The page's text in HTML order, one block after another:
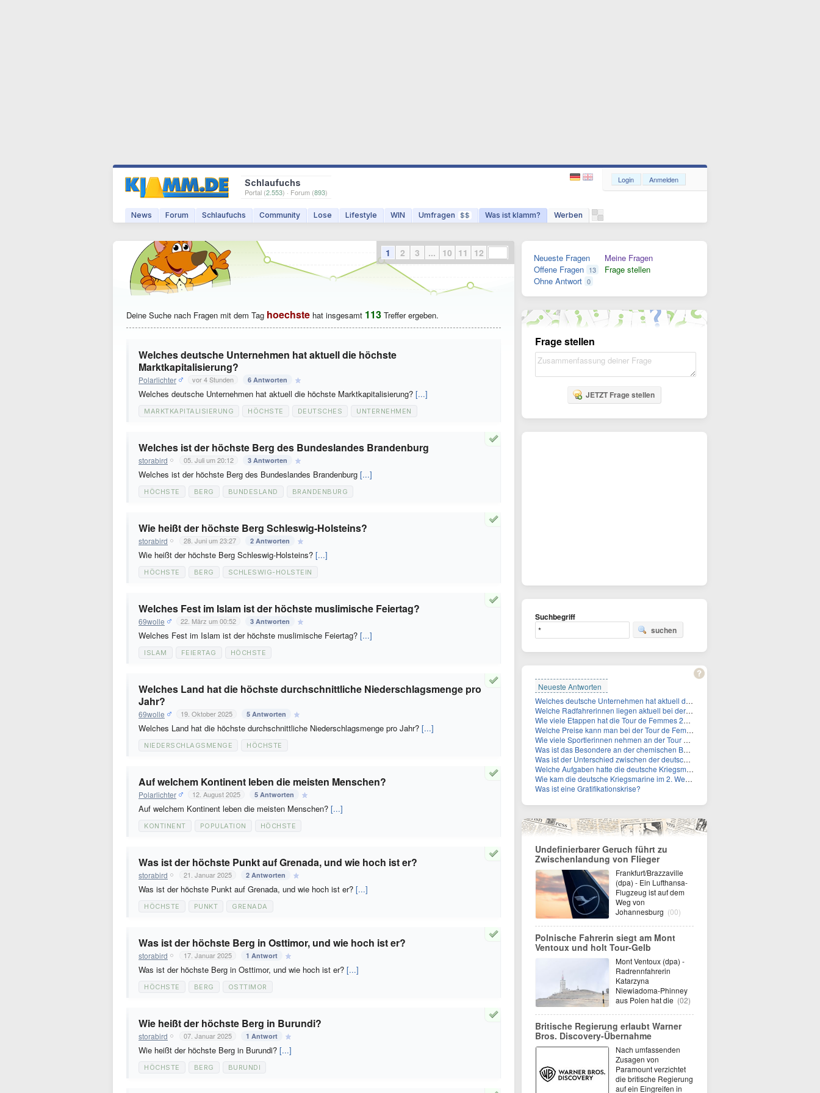
Schlaufuchs
Portal (2.553) · Forum (893)
News Forum Schlaufuchs Community Lose Lifestyle WIN Umfragen $$ Was ist klamm? Werben
Login Anmelden
Deine Suche nach Fragen mit dem Tag hoechste hat insgesamt 113 Treffer ergeben.
Welches deutsche Unternehmen hat aktuell die höchste
Marktkapitalisierung?
Polarlichter vor 4 Stunden 6 Antworten
Welches deutsche Unternehmen hat aktuell die höchste Marktkapitalisierung? [...]
MARKTKAPITALISIERUNG HÖCHSTE DEUTSCHES UNTERNEHMEN
Welches ist der höchste Berg des Bundeslandes Brandenburg
storabird 05. Juli um 20:12 3 Antworten
Welches ist der höchste Berg des Bundeslandes Brandenburg [...]
HÖCHSTE BERG BUNDESLAND BRANDENBURG
Wie heißt der höchste Berg Schleswig-Holsteins?
storabird 28. Juni um 23:27 2 Antworten
Wie heißt der höchste Berg Schleswig-Holsteins? [...]
HÖCHSTE BERG SCHLESWIG-HOLSTEIN
Welches Fest im Islam ist der höchste muslimische Feiertag?
69wolle 22. März um 00:52 3 Antworten
Welches Fest im Islam ist der höchste muslimische Feiertag? [...]
ISLAM FEIERTAG HÖCHSTE
Welches Land hat die höchste durchschnittliche Niederschlagsmenge pro
Jahr?
69wolle 19. Oktober 2025 5 Antworten
Welches Land hat die höchste durchschnittliche Niederschlagsmenge pro Jahr? [...]
NIEDERSCHLAGSMENGE HÖCHSTE
Auf welchem Kontinent leben die meisten Menschen?
Polarlichter 12. August 2025 5 Antworten
Auf welchem Kontinent leben die meisten Menschen? [...]
KONTINENT POPULATION HÖCHSTE
Was ist der höchste Punkt auf Grenada, und wie hoch ist er?
storabird 21. Januar 2025 2 Antworten
Was ist der höchste Punkt auf Grenada, und wie hoch ist er? [...]
HÖCHSTE PUNKT GRENADA
Was ist der höchste Berg in Osttimor, und wie hoch ist er?
storabird 17. Januar 2025 1 Antwort
Was ist der höchste Berg in Osttimor, und wie hoch ist er? [...]
HÖCHSTE BERG OSTTIMOR
Wie heißt der höchste Berg in Burundi?
storabird 07. Januar 2025 1 Antwort
Wie heißt der höchste Berg in Burundi? [...]
HÖCHSTE BERG BURUNDI
1 2 3 ... 10 11 12
Neueste Fragen
Offene Fragen 13
Ohne Antwort 0
Meine Fragen
Frage stellen
Frage stellen
JETZT Frage stellen
Suchbegriff
suchen
Neueste Antworten
Welches deutsche Unternehmen hat aktuell die höchste Marktkapitalisierung?
Welche Radfahrerinnen liegen aktuell bei der Tour de Femmes in der Gesamtwertung auf den ersten 3 Plåtzen?
Wie viele Etappen hat die Tour de Femmes 2026?
Welche Preise kann man bei der Tour de Femmes 2026 gewinnen?
Wie viele Sportlerinnen nehmen an der Tour de Femmes teil?
Was ist das Besondere an der chemischen Bezeichnung für Titin?
Was ist der Unterschied zwischen der deutschen Kriegsmarine im 2. Weltkrieg und der Naziflotte?
Welche Aufgaben hatte die deutsche Kriegsmarine im 2. Weltkrieg im Schwarzen Meer?
Wie kam die deutsche Kriegsmarine im 2. Weltkrieg ins Schwarze Meer?
Was ist eine Gratifikationskrise?
Undefinierbarer Geruch führt zu
Zwischenlandung von Flieger
Frankfurt/Brazzaville
(dpa) - Ein Lufthansa-
Flugzeug ist auf dem
Weg von
Johannesburg (00)
Polnische Fahrerin siegt am Mont
Ventoux und holt Tour-Gelb
Mont Ventoux (dpa) -
Radrennfahrerin
Katarzyna
Niewiadoma-Phinney
aus Polen hat die (02)
Britische Regierung erlaubt Warner
Bros. Discovery-Übernahme
Nach umfassenden
Zusagen von
Paramount verzichtet
die britische Regierung
auf ein Eingreifen in